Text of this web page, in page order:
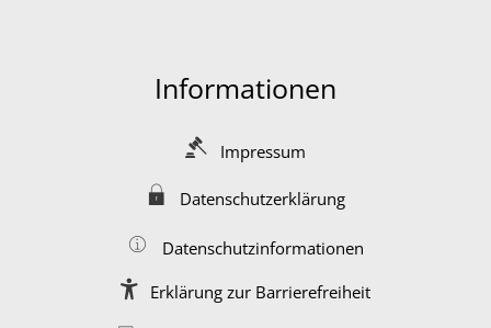
Informationen
Impressum
Datenschutzerklärung
Datenschutzinformationen
Erklärung zur Barrierefreiheit